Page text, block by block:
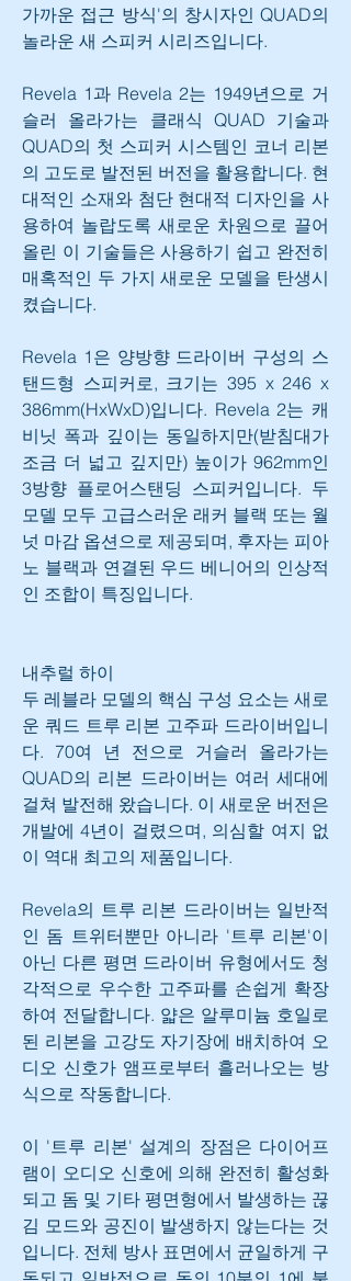
가까운 접근 방식'의 창시자인 QUAD의
놀라운 새 스피커 시리즈입니다.
Revela 1과 Revela 2는 1949년으로 거
슬러 올라가는 클래식 QUAD 기술과
QUAD의 첫 스피커 시스템인 코너 리본
의 고도로 발전된 버전을 활용합니다. 현
대적인 소재와 첨단 현대적 디자인을 사
용하여 놀랍도록 새로운 차원으로 끌어
올린 이 기술들은 사용하기 쉽고 완전히
매혹적인 두 가지 새로운 모델을 탄생시
켰습니다.
Revela 1은 양방향 드라이버 구성의 스
탠드형 스피커로, 크기는 395 x 246 x
386mm(HxWxD)입니다. Revela 2는 캐
비닛 폭과 깊이는 동일하지만(받침대가
조금 더 넓고 깊지만) 높이가 962mm인
3방향 플로어스탠딩 스피커입니다. 두
모델 모두 고급스러운 래커 블랙 또는 월
넛 마감 옵션으로 제공되며, 후자는 피아
노 블랙과 연결된 우드 베니어의 인상적
인 조합이 특징입니다.
내추럴 하이
두 레블라 모델의 핵심 구성 요소는 새로
운 쿼드 트루 리본 고주파 드라이버입니
다. 70여 년 전으로 거슬러 올라가는
QUAD의 리본 드라이버는 여러 세대에
걸쳐 발전해 왔습니다. 이 새로운 버전은
개발에 4년이 걸렸으며, 의심할 여지 없
이 역대 최고의 제품입니다.
Revela의 트루 리본 드라이버는 일반적
인 돔 트위터뿐만 아니라 '트루 리본'이
아닌 다른 평면 드라이버 유형에서도 청
각적으로 우수한 고주파를 손쉽게 확장
하여 전달합니다. 얇은 알루미늄 호일로
된 리본을 고강도 자기장에 배치하여 오
디오 신호가 앰프로부터 흘러나오는 방
식으로 작동합니다.
이 '트루 리본' 설계의 장점은 다이어프
램이 오디오 신호에 의해 완전히 활성화
되고 돔 및 기타 평면형에서 발생하는 끊
김 모드와 공진이 발생하지 않는다는 것
입니다. 전체 방사 표면에서 균일하게 구